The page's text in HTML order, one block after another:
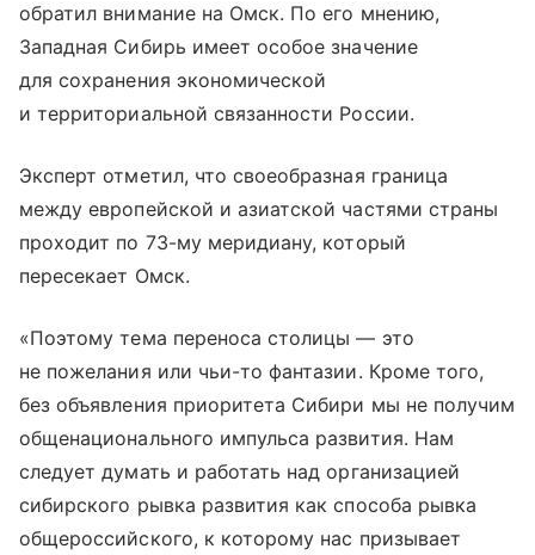
обратил внимание на Омск. По его мнению,
Западная Сибирь имеет особое значение
для сохранения экономической
и территориальной связанности России.
Эксперт отметил, что своеобразная граница
между европейской и азиатской частями страны
проходит по 73-му меридиану, который
пересекает Омск.
«Поэтому тема переноса столицы — это
не пожелания или чьи-то фантазии. Кроме того,
без объявления приоритета Сибири мы не получим
общенационального импульса развития. Нам
следует думать и работать над организацией
сибирского рывка развития как способа рывка
общероссийского, к которому нас призывает